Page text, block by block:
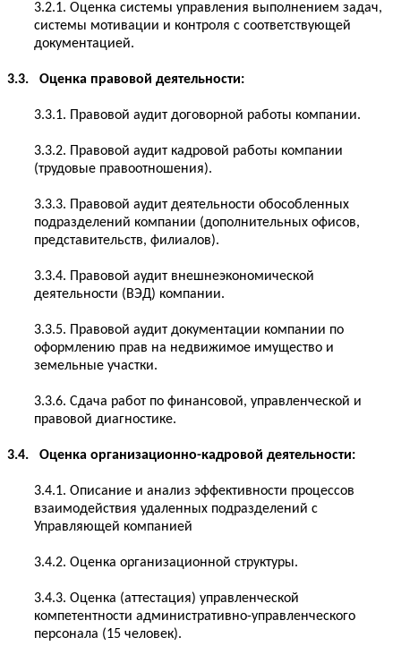
3.2.1. Оценка системы управления выполнением задач,
системы мотивации и контроля с соответствующей
документацией.
3.3. Оценка правовой деятельности:
3.3.1. Правовой аудит договорной работы компании.
3.3.2. Правовой аудит кадровой работы компании
(трудовые правоотношения).
3.3.3. Правовой аудит деятельности обособленных
подразделений компании (дополнительных офисов,
представительств, филиалов).
3.3.4. Правовой аудит внешнеэкономической
деятельности (ВЭД) компании.
3.3.5. Правовой аудит документации компании по
оформлению прав на недвижимое имущество и
земельные участки.
3.3.6. Сдача работ по финансовой, управленческой и
правовой диагностике.
3.4. Оценка организационно-кадровой деятельности:
3.4.1. Описание и анализ эффективности процессов
взаимодействия удаленных подразделений с
Управляющей компанией
3.4.2. Оценка организационной структуры.
3.4.3. Оценка (аттестация) управленческой
компетентности административно-управленческого
персонала (15 человек).